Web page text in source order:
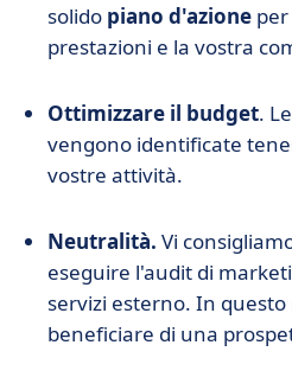
solido piano d'azione
prestazioni e la vostra
Ottimizzare il budget.
vengono identificate
vostre attività.
Neutralità. Vi
eseguire l'audit di
servizi esterno. In
beneficiare di una